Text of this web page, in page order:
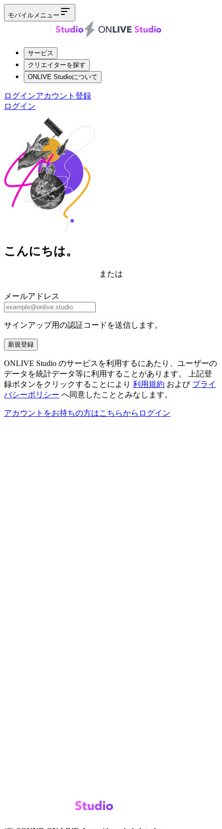
モバイルメニュー
サービス
クリエイターを探す
ONLIVE Studioについて
ログインアカウント登録
ログイン
こんにちは。
または
メールアドレス
サインアップ用の認証コードを送信します。
新規登録
ONLIVE Studio のサービスを利用するにあたり、ユーザーの
データを統計データ等に利用することがあります。 上記登
録ボタンをクリックすることにより 利用規約 および プライ
バシーポリシー へ同意したこととみなします。
アカウントをお持ちの方はこちらからログイン